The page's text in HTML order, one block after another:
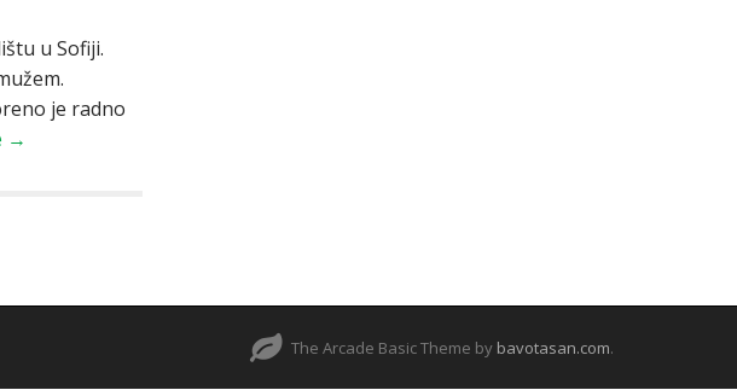
u Sofiji.
je radno
→
The Arcade Basic Theme by bavotasan.com.